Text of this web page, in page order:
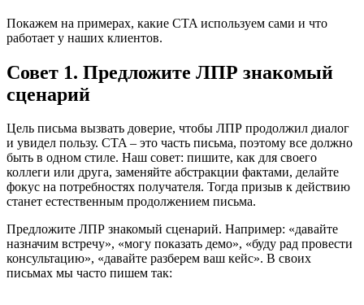
Покажем на примерах, какие CTA используем сами и что
работает у наших клиентов.
Совет 1. Предложите ЛПР знакомый
сценарий
Цель письма вызвать доверие, чтобы ЛПР продолжил диалог
и увидел пользу. СTA – это часть письма, поэтому все должно
быть в одном стиле. Наш совет: пишите, как для своего
коллеги или друга, заменяйте абстракции фактами, делайте
фокус на потребностях получателя. Тогда призыв к действию
станет естественным продолжением письма.
Предложите ЛПР знакомый сценарий. Например: «давайте
назначим встречу», «могу показать демо», «буду рад провести
консультацию», «давайте разберем ваш кейс». В своих
письмах мы часто пишем так: